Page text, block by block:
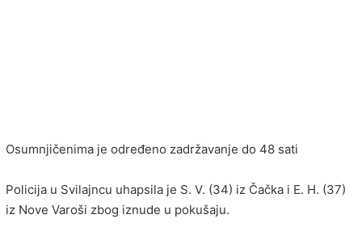
Osumnjičenima je određeno zadržavanje do 48 sati
Policija u Svilajncu uhapsila je S. V. (34) iz Čačka i E. H. (37)
iz Nove Varoši zbog iznude u pokušaju.